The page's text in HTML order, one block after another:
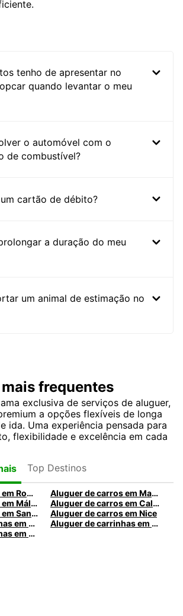
tenho de apresentar no
quando levantar o meu
o automóvel com o
de combustível?
cartão de débito?
a duração do meu
um animal de estimação no
frequentes
exclusiva de serviços de aluguer,
a opções flexíveis de longa
ida. Uma experiência pensada para
flexibilidade e excelência em cada
Top Destinos
Aluguer de carros em Roma
Aluguer de carros em Madrid
Aluguer de carros em Málaga
Aluguer de carros em Caldas da Rainha
Aluguer de carros em Santa Maria da Feira
Aluguer de carros em Nice
Aluguer de carrinhas em Nice
Aluguer de carrinhas em Santa Maria da Feira
Aluguer de carrinhas em Caldas da Rainha